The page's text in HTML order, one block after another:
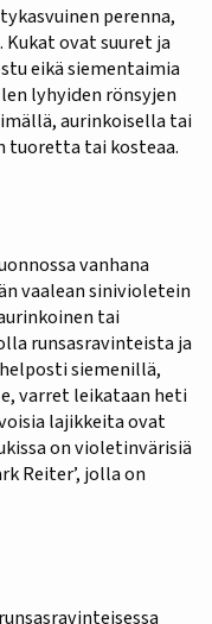
perenna,
ovat suuret ja
eikä siementaimia
lyhyiden rönsyjen
aurinkoisella tai
tuoretta tai kosteaa.
vanhana
vaalean sinivioletein
tai
runsasravinteista ja
siemenillä,
varret leikataan heti
lajikkeita ovat
on violetinvärisiä
Reiter’, jolla on